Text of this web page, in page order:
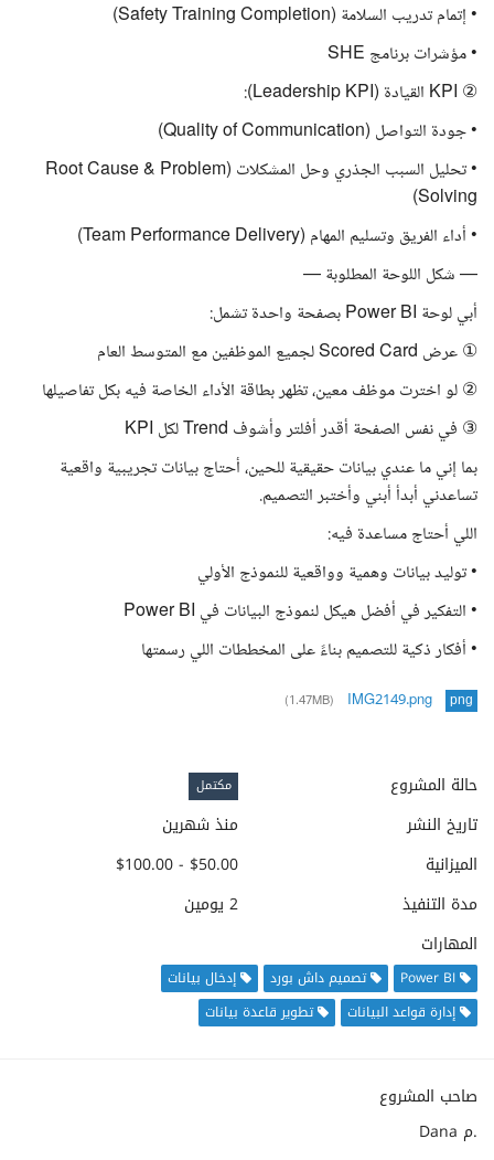
• إتمام تدريب السلامة (Safety Training Completion)
• مؤشرات برنامج SHE
② KPI القيادة (Leadership KPI):
• جودة التواصل (Quality of Communication)
• تحليل السبب الجذري وحل المشكلات (Root Cause & Problem
Solving)
• أداء الفريق وتسليم المهام (Team Performance Delivery)
— شكل اللوحة المطلوبة —
أبي لوحة Power BI بصفحة واحدة تشمل:
① عرض Scored Card لجميع الموظفين مع المتوسط العام
② لو اخترت موظف معين، تظهر بطاقة الأداء الخاصة فيه بكل تفاصيلها
③ في نفس الصفحة أقدر أفلتر وأشوف Trend لكل KPI
بما إني ما عندي بيانات حقيقية للحين، أحتاج بيانات تجريبية واقعية
تساعدني أبدأ أبني وأختبر التصميم.
اللي أحتاج مساعدة فيه:
• توليد بيانات وهمية وواقعية للنموذج الأولي
• التفكير في أفضل هيكل لنموذج البيانات في Power BI
• أفكار ذكية للتصميم بناءً على المخططات اللي رسمتها
png
IMG2149.png
(1.47MB)
حالة المشروع مكتمل
تاريخ النشر
منذ شهرين
الميزانية
$50.00 - $100.00
مدة التنفيذ
2 يومين
المهارات
Power BI تصميم داش بورد
إدخال بيانات
إدارة قواعد البيانات
تطوير قاعدة بيانات
صاحب المشروع
Dana م.